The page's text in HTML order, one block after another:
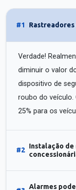
#1
Verdade!
diminuir o valor
dispositivo de
roubo do veículo.
25% para os
#2
Instalação
Alarmes